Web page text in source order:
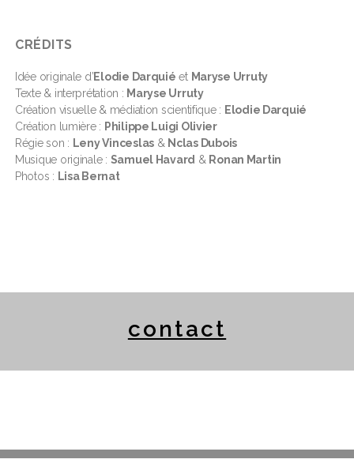
CRÉDITS
Idée originale d’Elodie Darquié et Maryse Urruty
Texte & interprétation : Maryse Urruty
Création visuelle & médiation scientifique : Elodie Darquié
Création lumière : Philippe Luigi Olivier
Régie son : Leny Vinceslas & Nclas Dubois
Musique originale : Samuel Havard & Ronan Martin
Photos : Lisa Bernat
contact